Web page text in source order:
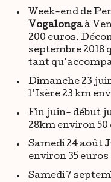
Week-end de
Vogalonga à
200 euros.
septembre 2018
tant
Dimanche 23
l’Isère 23 km
Fin juin- début
28km environ 50
Samedi 24 août
environ 35 euros
Samedi 7